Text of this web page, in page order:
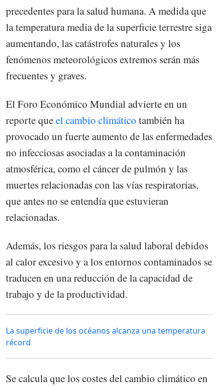
precedentes para la salud humana. A medida que
la temperatura media de la superficie terrestre siga
aumentando, las catástrofes naturales y los
fenómenos meteorológicos extremos serán más
frecuentes y graves.
El Foro Económico Mundial advierte en un
reporte queel cambio climático también ha
provocado un fuerte aumento de las enfermedades
no infecciosas asociadas a la contaminación
atmosférica, como el cáncer de pulmón y las
muertes relacionadas con las vías respiratorias,
que antes no se entendía que estuvieran
relacionadas.
Además, los riesgos para la salud laboral debidos
al calor excesivo y a los entornos contaminados se
traducen en una reducción de la capacidad de
trabajo y de la productividad.
La superficie de los océanos alcanza una temperatura
récord
Se calcula que los costes del cambio climático en